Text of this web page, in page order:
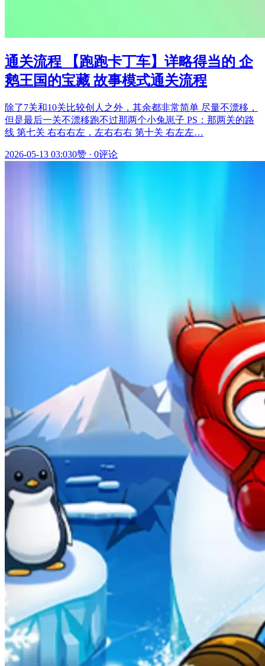
通关流程 【跑跑卡丁车】详略得当的 企
鹅王国的宝藏 故事模式通关流程
除了7关和10关比较创人之外，其余都非常简单 尽量不漂移，
但是最后一关不漂移跑不过那两个小兔崽子 PS：那两关的路
线 第七关 右右右左，左右右右 第十关 右左左…
2026-05-13 03:030赞 · 0评论